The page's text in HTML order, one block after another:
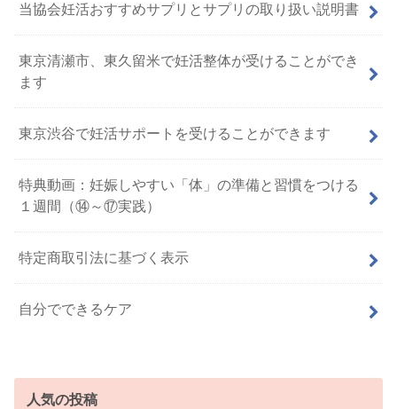
当協会妊活おすすめサプリとサプリの取り扱い説明書
東京清瀬市、東久留米で妊活整体が受けることができ
ます
東京渋谷で妊活サポートを受けることができます
特典動画：妊娠しやすい「体」の準備と習慣をつける
１週間（⑭～⑰実践）
特定商取引法に基づく表示
自分でできるケア
人気の投稿